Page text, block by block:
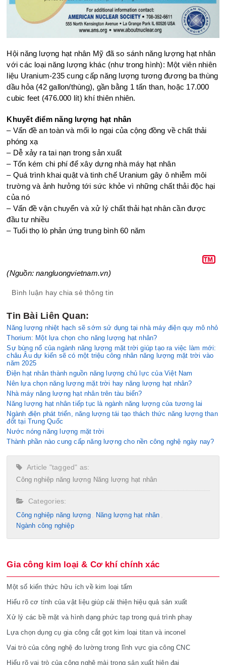
Hội năng lượng hạt nhân Mỹ đã so sánh năng lượng hạt nhân
với các loại năng lượng khác (như trong hình): Một viên nhiên
liệu Uranium-235 cung cấp năng lượng tương đương ba thùng
dầu hỏa (42 gallon/thùng), gần bằng 1 tấn than, hoặc 17.000
cubic feet (476.000 lít) khí thiên nhiên.​
Khuyết điểm năng lượng hạt nhân
– Vấn đề an toàn và mối lo ngại của cộng đồng về chất thải
phóng xạ
– Dễ xảy ra tai nạn trong sản xuất
– Tốn kém chi phí để xây dựng nhà máy hạt nhân
– Quá trình khai quật và tinh chế Uranium gây ô nhiễm môi
trường và ảnh hưởng tới sức khỏe vì những chất thải độc hại
của nó
– Vấn đề vận chuyển và xử lý chất thải hạt nhân cần được
đầu tư nhiều
– Tuổi thọ lò phản ứng trung bình 60 năm
(Nguồn: nangluongvietnam.vn)
Bình luận hay chia sẻ thông tin
Tin Bài Liên Quan:
Năng lượng nhiệt hạch sẽ sớm sử dụng tại nhà máy điện quy mô nhỏ
Thorium: Một lựa chọn cho năng lượng hạt nhân?
Sự bùng nổ của ngành năng lượng mặt trời giúp tạo ra việc làm mới:
châu Âu dự kiến ​​sẽ có một triệu công nhân năng lượng mặt trời vào
năm 2025
Điện hạt nhân thành nguồn năng lượng chủ lực của Việt Nam
Nên lựa chọn năng lượng mặt trời hay năng lượng hạt nhân?
Nhà máy năng lượng hạt nhân trên tàu biển?
Năng lượng hạt nhân tiếp tục là ngành năng lượng của tương lai
Ngành điện phát triển, năng lượng tái tạo thách thức năng lượng than
đốt tại Trung Quốc
Nước nóng năng lượng mặt trời
Thành phần nào cung cấp năng lượng cho nền công nghệ ngày nay?
Article "tagged" as:
Công nghiệp năng lượng Năng lượng hạt nhân
Categories:
Công nghiệp năng lượng
Năng lượng hạt nhân
Ngành công nghiệp
Gia công kim loại & Cơ khí chính xác
Một số kiến thức hữu ích về kim loại tấm
Hiểu rõ cơ tính của vật liệu giúp cải thiện hiệu quả sản xuất
Xử lý các bề mặt và hình dạng phức tạp trong quá trình phay
Lựa chọn dụng cụ gia công cắt gọt kim loại titan và inconel
Vai trò của công nghệ đo lường trong lĩnh vực gia công CNC
Hiểu rõ vai trò của công nghệ mài trong sản xuất hiện đại